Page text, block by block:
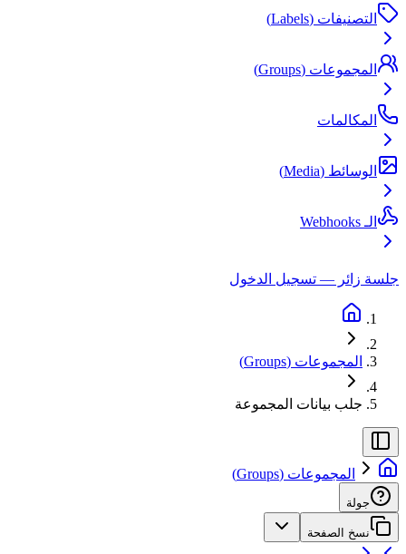
التصنيفات (Labels)
المجموعات (Groups)
المكالمات
الوسائط (Media)
الـ Webhooks
جلسة زائر — تسجيل الدخول
المجموعات (Groups)
جلب بيانات المجموعة
المجموعات (Groups)
جولة
نسخ الصفحة